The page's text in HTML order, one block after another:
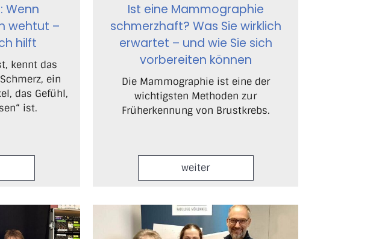
Wenn
wehtut –
hilft
kennt das
ein
das Gefühl,
ist.
Ist eine Mammographie
schmerzhaft? Was Sie wirklich
erwartet – und wie Sie sich
vorbereiten können
Die Mammographie ist eine der
wichtigsten Methoden zur
Früherkennung von Brustkrebs.
weiter